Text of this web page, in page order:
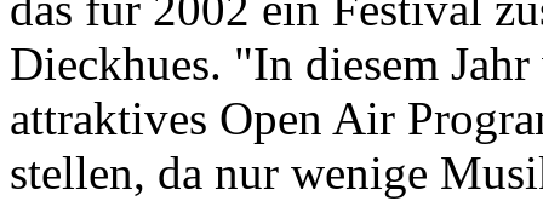
Dieckhues. "In diesem
attraktives Open Air
stellen, da nur wenige